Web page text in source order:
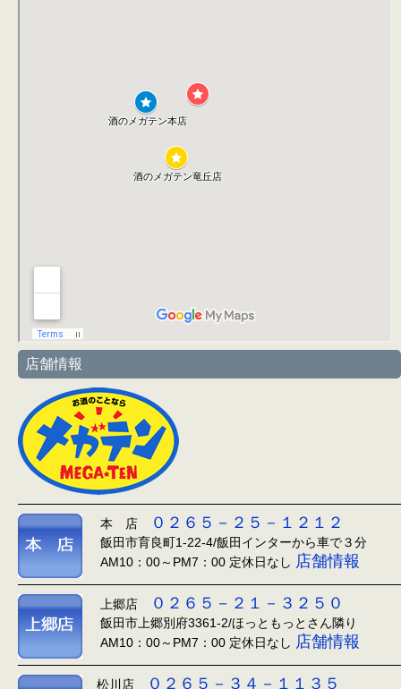
店舗情報
本 店 ０２６５－２５－１２１２
飯田市育良町1-22-4/飯田インターから車で３分
AM10：00～PM7：00 定休日なし 店舗情報
上郷店 ０２６５－２１－３２５０
飯田市上郷別府3361-2/ほっともっとさん隣り
AM10：00～PM7：00 定休日なし 店舗情報
松川店 ０２６５－３４－１１３５